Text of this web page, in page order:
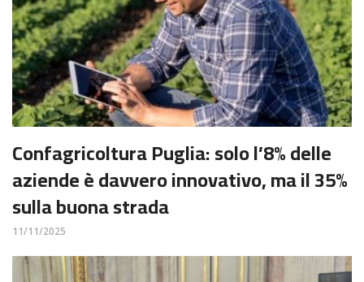
Confagricoltura Puglia: solo l’8% delle
aziende è davvero innovativo, ma il 35%
sulla buona strada
11/11/2025